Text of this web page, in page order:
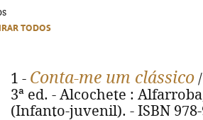
TODOS
1 - Conta-me um clássico
3ª ed. - Alcochete :
(Infanto-juvenil). - ISBN 978-